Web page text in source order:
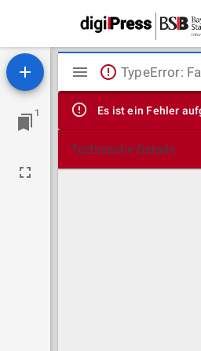
1
Mirador
Viewer
TypeError:
Es ist ein Fehler
Technische Details